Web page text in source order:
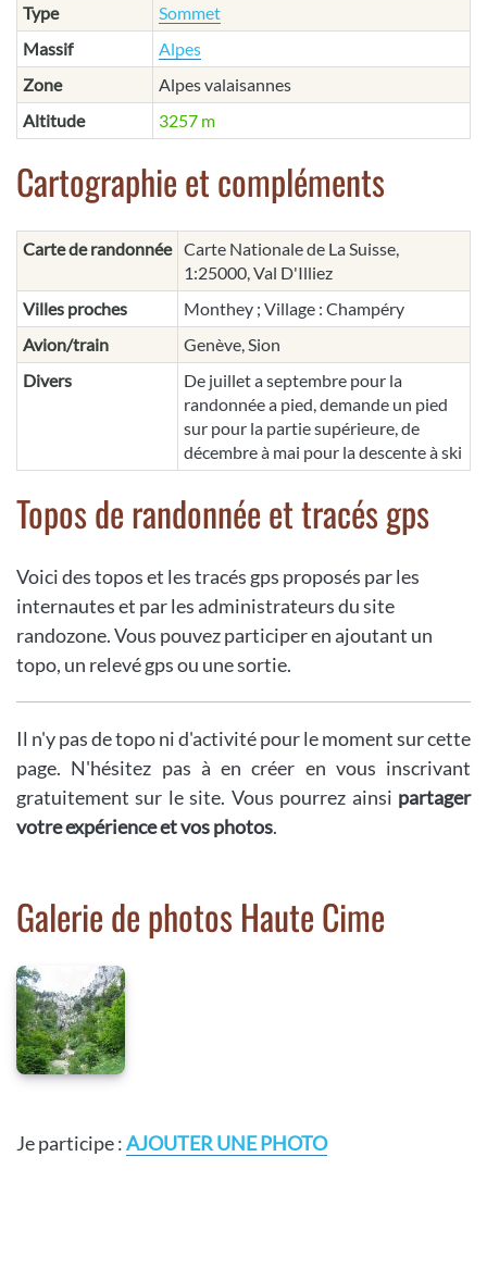
Type
Sommet
Massif
Alpes
Zone
Alpes valaisannes
Altitude
3257 m
Cartographie et compléments
Carte de randonnée Carte Nationale de La Suisse,
1:25000, Val D'Illiez
Villes proches
Monthey ; Village : Champéry
Avion/train
Genève, Sion
Divers
De juillet a septembre pour la
randonnée a pied, demande un pied
sur pour la partie supérieure, de
décembre à mai pour la descente à ski
Topos de randonnée et tracés gps
Voici des topos et les tracés gps proposés par les
internautes et par les administrateurs du site
randozone. Vous pouvez participer en ajoutant un
topo, un relevé gps ou une sortie.
Il n'y pas de topo ni d'activité pour le moment sur cette
page. N'hésitez pas à en créer en vous inscrivant
gratuitement sur le site. Vous pourrez ainsi partager
votre expérience et vos photos.
Galerie de photos Haute Cime
Je participe :AJOUTER UNE PHOTO